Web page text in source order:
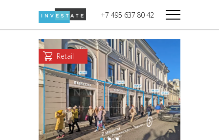
+7 495 637 80 42
Дикси
Верный
Мираторг
Магнолия
В башне
Башня Федерация-II
Запад
Башня Федерация-I
Восток
Город Столиц,
Северный блок
Город Столиц,
Южный блок
Retail